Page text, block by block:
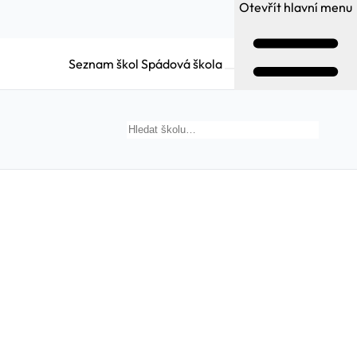
Seznam škol Spádová škola
Otevřít hlavní menu